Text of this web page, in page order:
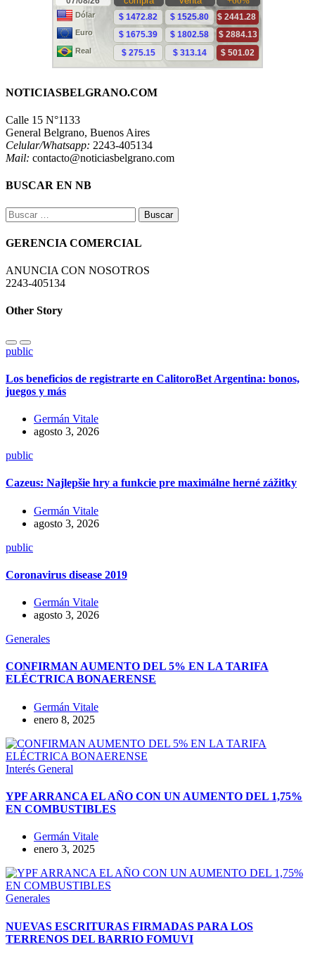
NOTICIASBELGRANO.COM
Calle 15 N°1133
General Belgrano, Buenos Aires
Celular/Whatsapp: 2243-405134
Mail: contacto@noticiasbelgrano.com
BUSCAR EN NB
Buscar:
GERENCIA COMERCIAL
ANUNCIA CON NOSOTROS
2243-405134
Other Story
public
Los beneficios de registrarte en CalitoroBet Argentina: bonos,
juegos y más
Germán Vitale
agosto 3, 2026
public
Cazeus: Najlepšie hry a funkcie pre maximálne herné zážitky
Germán Vitale
agosto 3, 2026
public
Coronavirus disease 2019
Germán Vitale
agosto 3, 2026
Generales
CONFIRMAN AUMENTO DEL 5% EN LA TARIFA
ELÉCTRICA BONAERENSE
Germán Vitale
enero 8, 2025
Interés General
YPF ARRANCA EL AÑO CON UN AUMENTO DEL 1,75%
EN COMBUSTIBLES
Germán Vitale
enero 3, 2025
Generales
NUEVAS ESCRITURAS FIRMADAS PARA LOS
TERRENOS DEL BARRIO FOMUVI